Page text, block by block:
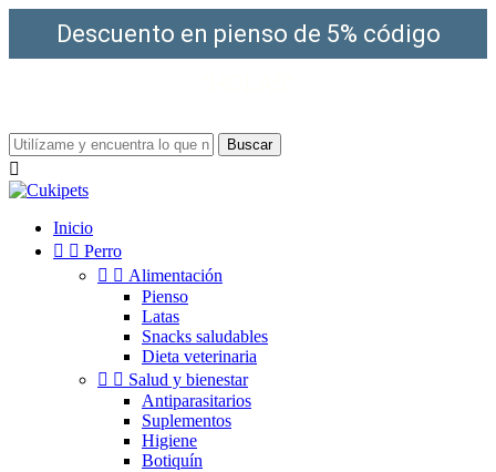
Descuento en pienso de 5% código
Buscar

Inicio
  Perro
  Alimentación
Pienso
Latas
Snacks saludables
Dieta veterinaria
  Salud y bienestar
Antiparasitarios
Suplementos
Higiene
Botiquín